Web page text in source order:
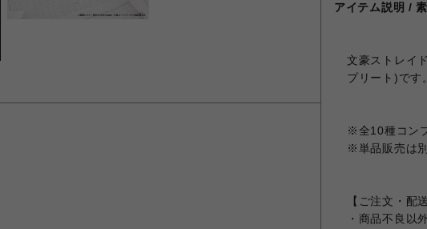
アイテム説明 /
文豪ストレイ
プリート)です。
※全10種コン
※単品販売は
【ご注文・配
・商品不良以